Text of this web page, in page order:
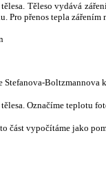
Těleso vydává
Pro přenos tepla
Stefanova-Boltzmannova
Označíme teplotu
část vypočítáme jako